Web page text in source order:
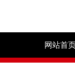
网站首